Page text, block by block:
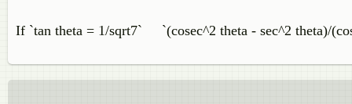
If `tan theta = 1/sqrt7` `(cosec^2 theta - sec^2 theta)/